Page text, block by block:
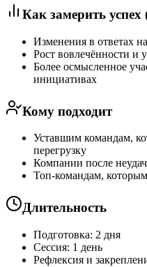
Как замерить успех
Изменения в ответах
Рост вовлечённости и
Более осмысленное
инициативах
Кому подходит
Уставшим командам,
перегрузку
Компании после
Топ-командам,
Длительность
Подготовка: 2 дня
Сессия: 1 день
Рефлексия и